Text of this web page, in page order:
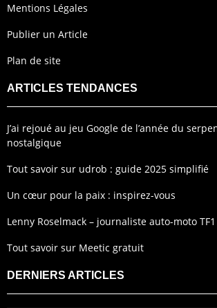
Mentions Légales
Publier un Article
Plan de site
ARTICLES TENDANCES
J’ai rejoué au jeu Google de l’année du
nostalgique
Tout savoir sur udrob : guide 2025 simplifié
Un cœur pour la paix : inspirez-vous
Lenny Roselmack – journaliste auto-moto TF1
Tout savoir sur Meetic gratuit
DERNIERS ARTICLES